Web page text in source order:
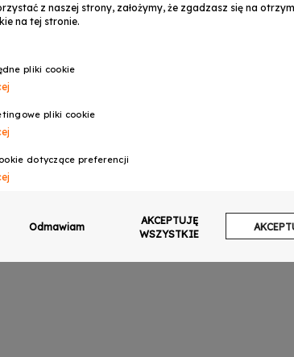
z naszej strony, założymy, że zgadzasz się na
na tej stronie.
pliki cookie
pliki cookie
dotyczące preferencji
Odmawiam
AKCEPTUJĘ
WSZYSTKIE